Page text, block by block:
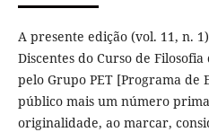
A presente edição (vol. 11, n.
Discentes do Curso de
pelo Grupo PET [Programa de
público mais um número
originalidade, ao marcar,